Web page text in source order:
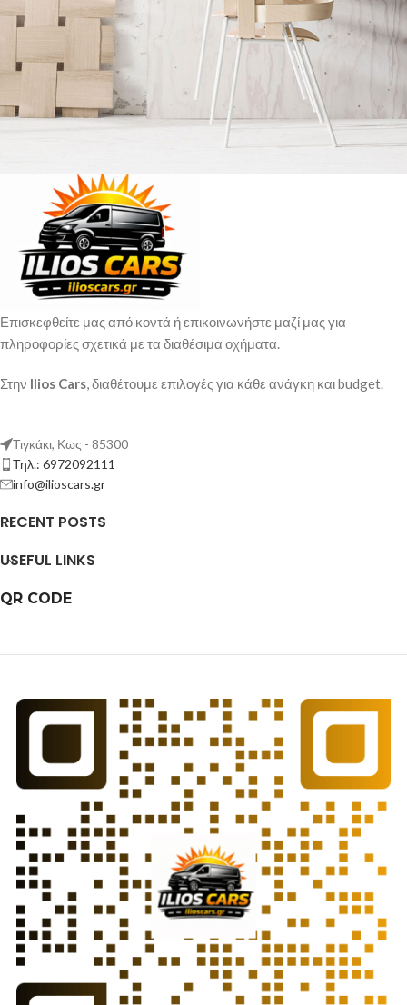
Accessories
Imperdiet mauris a nontin
Επισκεφθείτε μας από κοντά ή επικοινωνήστε μαζί μας για
πληροφορίες σχετικά με τα διαθέσιμα οχήματα.
Στην Ilios Cars, διαθέτουμε επιλογές για κάθε ανάγκη και budget.
Τιγκάκι, Κως - 85300
Τηλ.: 6972092111
info@ilioscars.gr
RECENT POSTS
USEFUL LINKS
QR CODE